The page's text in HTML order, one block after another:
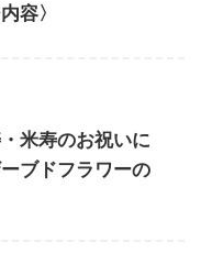
容〉
米寿のお祝いに
ブドフラワーの